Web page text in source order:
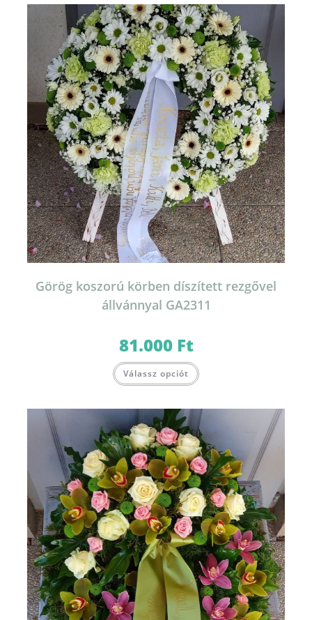
Görög koszorú körben díszített rezgővel
állvánnyal GA2311
81.000 Ft
Válassz opciót